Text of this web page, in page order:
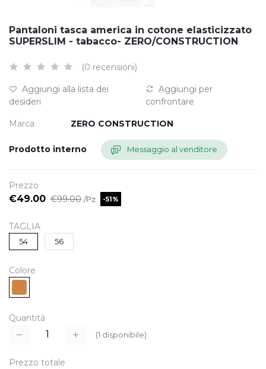
Pantaloni tasca america in cotone elasticizzato
SUPERSLIM - tabacco- ZERO/CONSTRUCTION
(0 recensioni)
Aggiungi alla lista dei
desideri
Aggiungi per
confrontare
Marca ZERO CONSTRUCTION
Prodotto interno Messaggio al venditore
Prezzo
€49.00 €99.00 /Pz -51%
TAGLIA
54 56
Colore
Quantità
(1 disponibile)
Prezzo totale